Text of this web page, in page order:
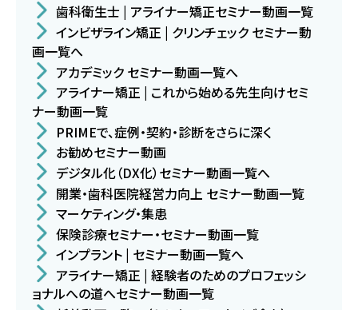
歯科衛生士 | アライナー矯正セミナー動画一覧
インビザライン矯正 | クリンチェック セミナー動
画一覧へ
アカデミック セミナー動画一覧へ
アライナー矯正 | これから始める先生向けセミ
ナー動画一覧
PRIMEで、症例・契約・診断をさらに深く
お勧めセミナー動画
デジタル化（DX化）セミナー動画一覧へ
開業・歯科医院経営力向上 セミナー動画一覧
マーケティング・集患
保険診療セミナー・セミナー動画一覧
インプラント | セミナー動画一覧へ
アライナー矯正 | 経験者のためのプロフェッシ
ョナルへの道へセミナー動画一覧